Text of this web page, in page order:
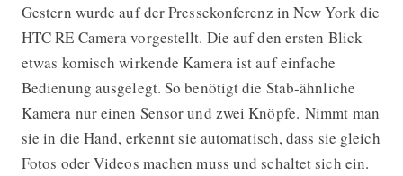
HTC RE Camera vorgestellt
Gestern wurde auf der Pressekonferenz in New York die
HTC RE Camera vorgestellt. Die auf den ersten Blick
etwas komisch wirkende Kamera ist auf einfache
Bedienung ausgelegt. So benötigt die Stab-ähnliche
Kamera nur einen Sensor und zwei Knöpfe. Nimmt man
sie in die Hand, erkennt sie automatisch, dass sie gleich
Fotos oder Videos machen muss und schaltet sich ein.